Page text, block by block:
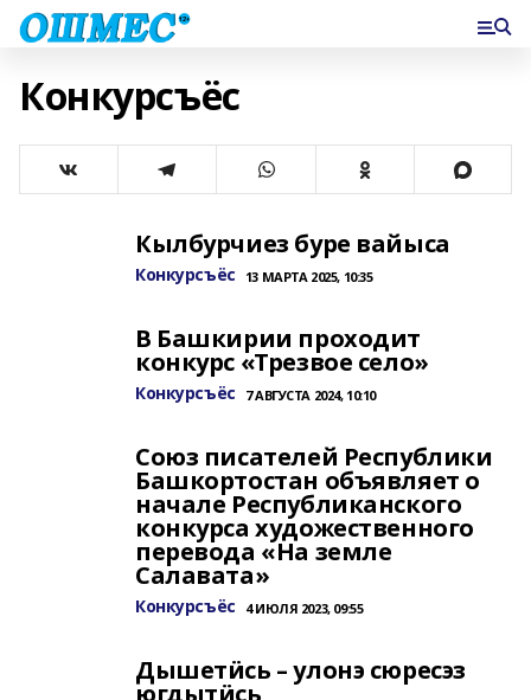
Конкурсъёс
Кылбурчиез буре вайыса
Конкурсъёс 13 МАРТА 2025, 10:35
В Башкирии проходит
конкурс «Трезвое село»
Конкурсъёс 7 АВГУСТА 2024, 10:10
Союз писателей Республики
Башкортостан объявляет о
начале Республиканского
конкурса художественного
перевода «На земле
Салавата»
Конкурсъёс 4 ИЮЛЯ 2023, 09:55
Дышетӥсь – улонэ сюресэз
югдытӥсь